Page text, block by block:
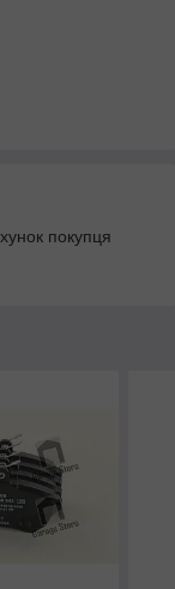
покупця